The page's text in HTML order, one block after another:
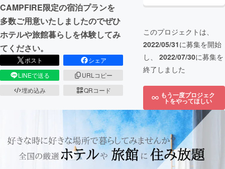
CAMPFIRE限定の宿泊プランを
多数ご用意いたしましたのでぜひ
ホテルや旅館暮らしを体験してみ
てください。
ポスト
シェア
LINEで送る
URLコピー
埋め込み
QRコード
このプロジェクトは、
2022/05/31に募集を開始
し、 2022/07/30に募集を
終了しました
もう一度プロジェク
トをやってほしい